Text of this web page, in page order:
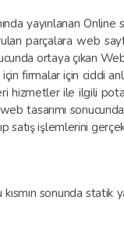
yayınlanan
parçalara web
ortaya çıkan
için firmalar için ciddi
hizmetler ile ilgili
web tasarımı
satış işlemlerini
sonunda statik